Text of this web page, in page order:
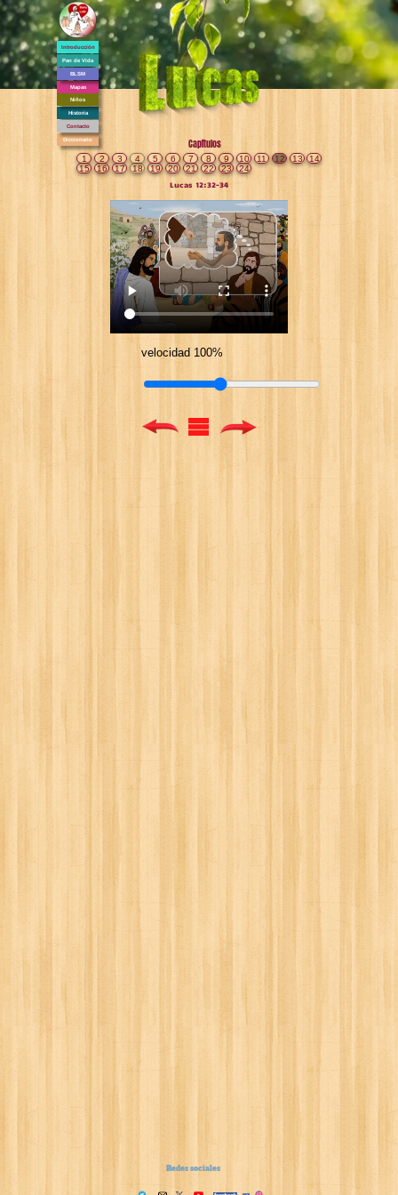
Introducción
Pan de Vida
BLSM
Mapas
Niños
Historia
Contacto
Diccionario Capítulos
1 2 3 4 5 6 7 8 9 10 11 12 13
14
15
16 17 18 19 20 21 22 23
24
Lucas 12:32-34
velocidad 100%
Redes sociales